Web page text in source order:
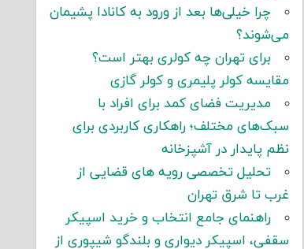
چرا خیلی‌ها بعد از ورود به کانادا پشیمان
می‌شوند؟
برای تهران چه کولری بهتر است؟
مقایسه کولر پلیمری و کولر گازی
مدیریت فضای کمد برای افراد با
سبک‌های مختلف؛ راهکاری کاربردی برای
نظم پایدار در آشپزخانه
تحلیل تخصصی رویه های قضایی از
غرب تا شرق تهران
راهنمای جامع انتخاب و خرید اسپیکر
سقفی، اسپیکر دیواری و بلندگو شیپوری از